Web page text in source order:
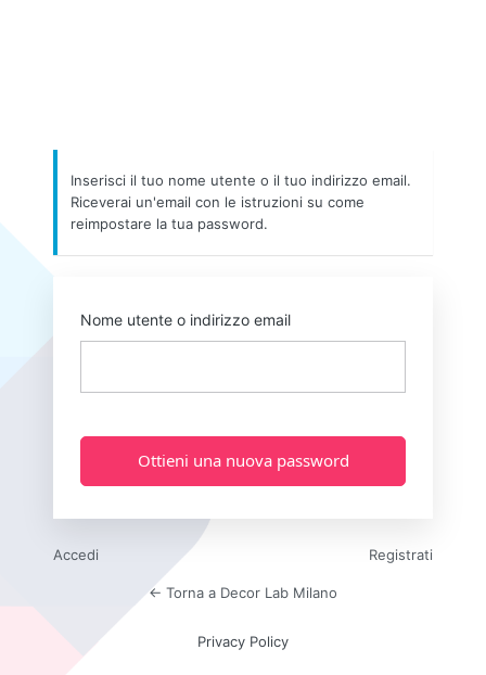
Inserisci il tuo nome utente o il tuo indirizzo email.
Riceverai un'email con le istruzioni su come
reimpostare la tua password.
Nome utente o indirizzo email
Accedi Registrati
← Torna a Decor Lab Milano
Privacy Policy